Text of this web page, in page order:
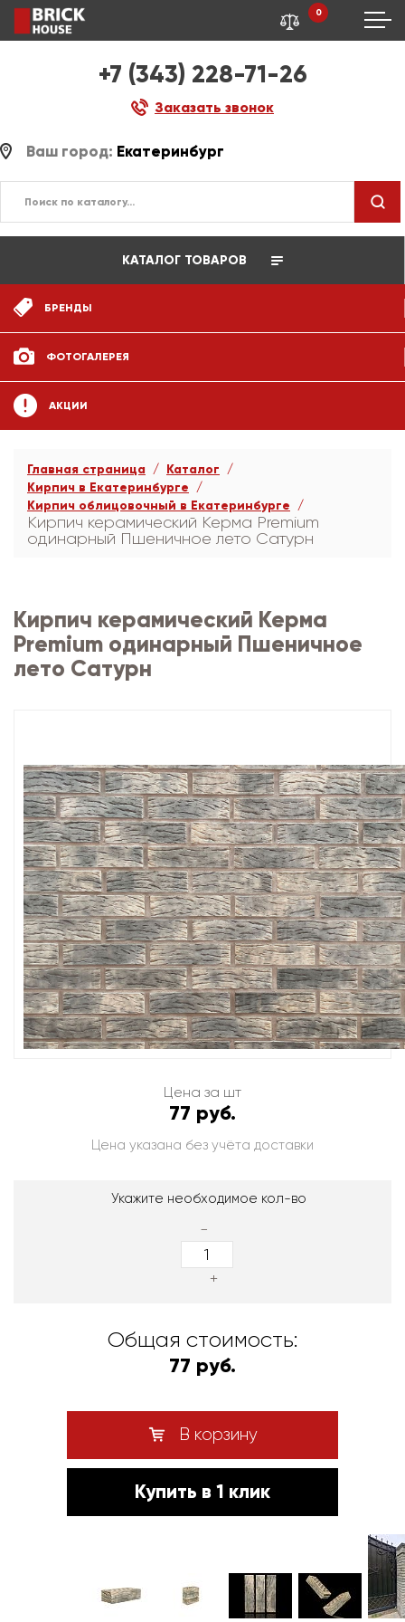
+7 (343) 228-71-26
Заказать звонок
0
Ваш город: Екатеринбург
КАТАЛОГ ТОВАРОВ
БРЕНДЫ
ФОТОГАЛЕРЕЯ
АКЦИИ
Главная страница
Каталог
Кирпич в Екатеринбурге
Кирпич облицовочный в Екатеринбурге
Кирпич керамический Керма Premium
одинарный Пшеничное лето Сатурн
Кирпич керамический Керма
Premium одинарный Пшеничное
лето Сатурн
Цена за шт
77 руб.
Цена указана без учёта доставки
Укажите необходимое кол-во
-
+
Общая стоимость:
77 руб.
В корзину
Купить в 1 клик